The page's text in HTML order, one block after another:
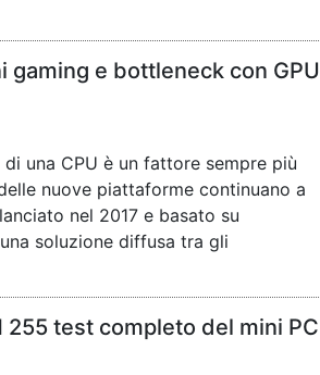
e bottleneck con GPU
una CPU è un fattore sempre più
nuove piattaforme continuano a
nel 2017 e basato su
soluzione diffusa tra gli
255 test completo del mini PC